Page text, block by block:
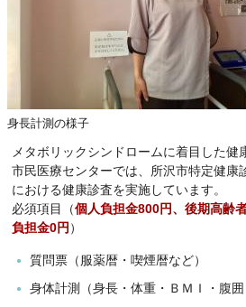
身長計測の様子
メタボリックシンドロームに着目した健
市民医療センターでは、所沢市特定健康
における健康診査を実施しています。
必須項目（個人負担金800円、後期高齢
負担金0円 ）
質問票（服薬暦・喫煙暦など）
身体計測（身長・体重・ＢＭＩ・腹囲